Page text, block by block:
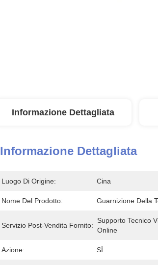
Informazione Dettagliata
Informazione Dettagliata
Luogo Di Origine: Cina
Nome Del Prodotto: Guarnizione Della
Servizio Post-Vendita Fornito:
Supporto Tecnico
Online
Azione: SÌ